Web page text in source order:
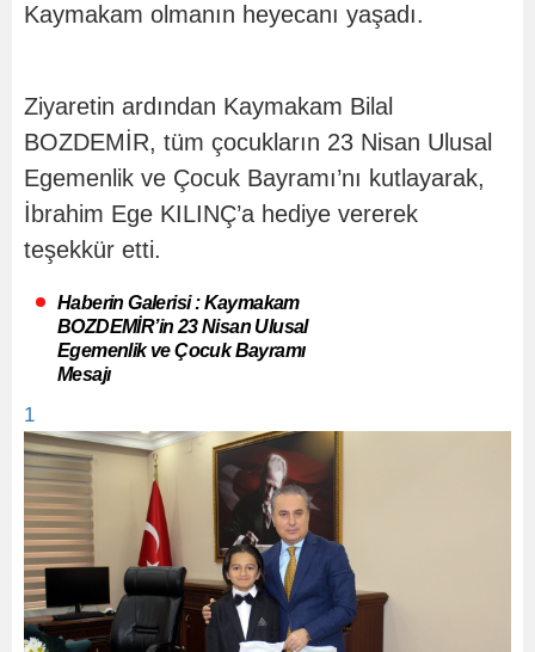
Kaymakam olmanın heyecanı yaşadı.
Ziyaretin ardından Kaymakam Bilal
BOZDEMİR, tüm çocukların 23 Nisan Ulusal
Egemenlik ve Çocuk Bayramı’nı kutlayarak,
İbrahim Ege KILINÇ’a hediye vererek
teşekkür etti.
Haberin Galerisi : Kaymakam
BOZDEMİR’in 23 Nisan Ulusal
Egemenlik ve Çocuk Bayramı
Mesajı
1